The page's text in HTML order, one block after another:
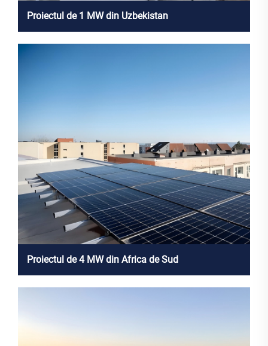
Proiectul de 1 MW din Uzbekistan
Proiectul de 4 MW din Africa de Sud